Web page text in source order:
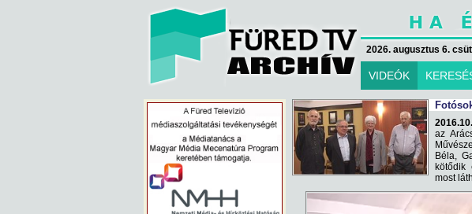
2026. augusztus 6.
VIDEÓK
az
Béla,
kötődik
most